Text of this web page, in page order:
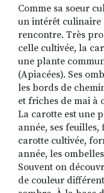
Comme sa soeur
un intérêt culinaire
rencontre. Très
celle cultivée, la
une plante
(Apiacées). Ses
les bords de
et friches de mai à
La carotte est une
année, ses
carotte cultivée,
année, les
Souvent on
de couleur